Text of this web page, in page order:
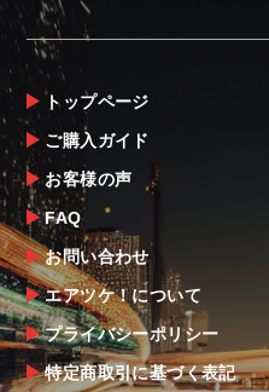
お届け商品について
商品到着後は速やか
確認下さい。
当社ならびにメーカ
全を期すよう尽力し
万一、商品に不具合
後5日以内にご連絡を
なお、塗装・加工・
理由を問わず一切お
商品の不具合や状況
合もございますので
トップページ
ご購入ガイド
お客様の声
FAQ
お問い合わせ
エアツケ！について
プライバシーポリシー
特定商取引に基づく表記